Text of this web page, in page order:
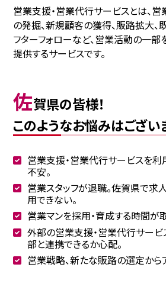
営業支援・営業代行サービスとは、
の発掘、新規顧客の獲得、販路拡大、
フターフォローなど、営業活動の一部
提供するサービスです。
佐賀県の皆様！
このようなお悩みはござい
営業支援・営業代行サービスを利
不安。
営業スタッフが退職。佐賀県で求
用できない。
営業マンを採用・育成する時間が
外部の営業支援・営業代行サービ
部と連携できるか心配。
営業戦略、新たな販路の選定から